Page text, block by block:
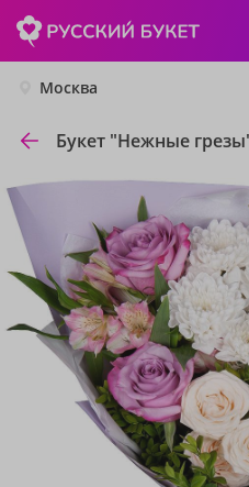
Москва
Букет "Нежные